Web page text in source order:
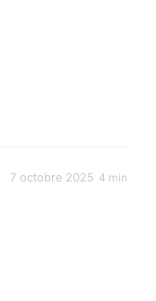
7 octobre 2025 4 min